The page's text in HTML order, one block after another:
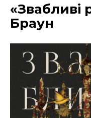
«Звабливі
Браун